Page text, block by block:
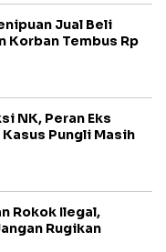
Jual Beli
Korban Tembus Rp
NK, Peran Eks
Pungli Masih
Rokok Ilegal,
Rugikan